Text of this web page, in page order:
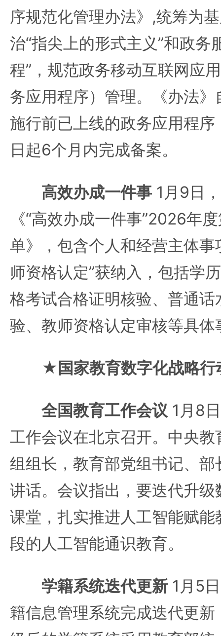
序规范化管理办法》,统筹为
治“指尖上的形式主义”和政务
程”，规范政务移动互联网应
务应用程序）管理。《办法
施行前已上线的政务应用程
日起6个月内完成备案。
高效办成一件事 1月9日
《“高效办成一件事”2026年
单》，包含个人和经营主体事
师资格认定”获纳入，包括学
格考试合格证明核验、普通
验、教师资格认定审核等具体
★国家教育数字化战略行
全国教育工作会议 1月8
工作会议在北京召开。中央
组组长，教育部党组书记、
讲话。会议指出，要迭代升
课堂，扎实推进人工智能赋
段的人工智能通识教育。
学籍系统迭代更新 1月5
籍信息管理系统完成迭代更